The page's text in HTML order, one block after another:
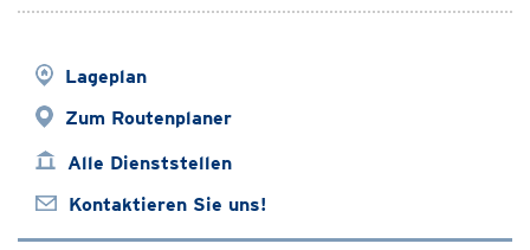
Lageplan
Zum Routenplaner
Alle Dienststellen
Kontaktieren Sie uns!